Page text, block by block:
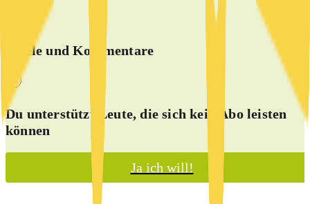
Spiele und Kommentare
Du unterstützt Leute, die sich kein Abo leisten
können
Ja ich will!